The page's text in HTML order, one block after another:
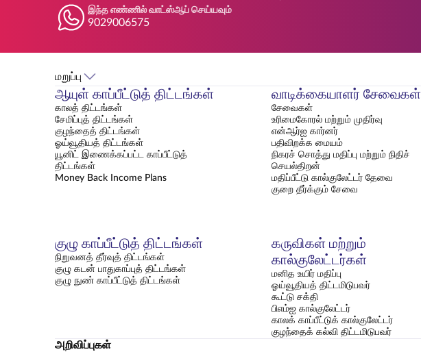
இந்த எண்ணில் வாட்ஸ்ஆப் செய்யவும்
9029006575
மறுப்பு
ஆயுள் காப்பீட்டுத் திட்டங்கள்
காலத் திட்டங்கள்
சேமிப்புத் திட்டங்கள்
குழந்தைத் திட்டங்கள்
ஓய்வூதியத் திட்டங்கள்
யூனிட் இணைக்கப்பட்ட காப்பீட்டுத்
திட்டங்கள்
Money Back Income Plans
வாடிக்கையாளர் சேவைகள்
சேவைகள்
உரிமைகோரல் மற்றும் முதிர்வு
என்ஆர்ஐ கார்னர்
பதிவிறக்க மையம்
நிகரச் சொத்து மதிப்பு மற்றும் நிதிச்
செயல்திறன்
மதிப்பீட்டு கால்குலேட்டர் தேவை
குறை தீர்க்கும் சேவை
குழு காப்பீட்டுத் திட்டங்கள்
நிறுவனத் தீர்வுத் திட்டங்கள்
குழு கடன் பாதுகாப்புத் திட்டங்கள்
குழு நுண் காப்பீட்டுத் திட்டங்கள்
கருவிகள் மற்றும்
கால்குலேட்டர்கள்
மனித உயிர் மதிப்பு
ஓய்வூதியத் திட்டமிடுபவர்
கூட்டு சக்தி
பிஎம்ஐ கால்குலேட்டர்
காலக் காப்பீட்டுக் கால்குலேட்டர்
குழந்தைக் கல்வி திட்டமிடுபவர்
அறிவிப்புகள்